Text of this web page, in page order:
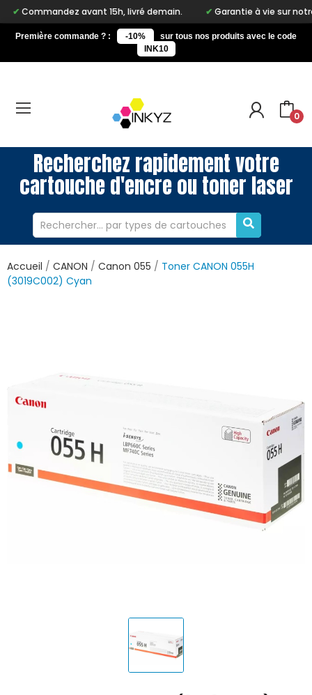
avant 15h, livré demain. Garantie à vie sur notre marque
Première commande ? : -10%
sur tous nos produits avec le code
INK10
0
Recherchez rapidement votre
cartouche d'encre ou toner laser
Accueil CANON Canon 055
Toner CANON 055H
(3019C002) Cyan